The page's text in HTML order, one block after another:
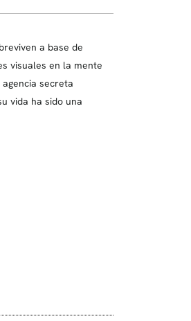
a base de
visuales en la mente
secreta
vida ha sido una